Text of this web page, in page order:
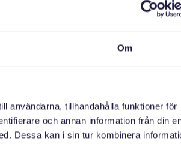
Om
användarna, tillhandahålla funktioner för
och annan information från din
Dessa kan i sin tur kombinera
möts: